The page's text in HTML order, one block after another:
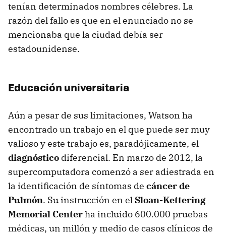
tenían determinados nombres célebres. La
razón del fallo es que en el enunciado no se
mencionaba que la ciudad debía ser
estadounidense.
Educación universitaria
Aún a pesar de sus limitaciones, Watson ha
encontrado un trabajo en el que puede ser muy
valioso y este trabajo es, paradójicamente, el
diagnóstico diferencial. En marzo de 2012, la
supercomputadora comenzó a ser adiestrada en
la identificación de síntomas de cáncer de
Pulmón. Su instrucción en el Sloan-Kettering
Memorial Centerha incluido 600.000 pruebas
médicas, un millón y medio de casos clínicos de